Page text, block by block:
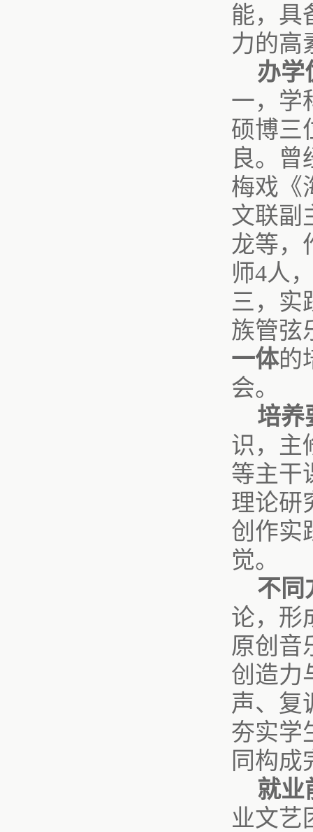
能，具
力的高
办学
一，学
硕博三
良。
梅戏《
文联副
龙等，
师4人
三，实
族管弦
一体的
会。
培养
识，主
等主干
理论研
创作实
觉。
不同
论，形
原创音
创造力
声、复
夯实学
同构成
就业
业文艺